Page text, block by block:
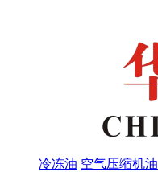
冷冻油 空气压缩机油